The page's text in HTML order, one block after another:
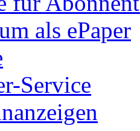
als ePaper
Service